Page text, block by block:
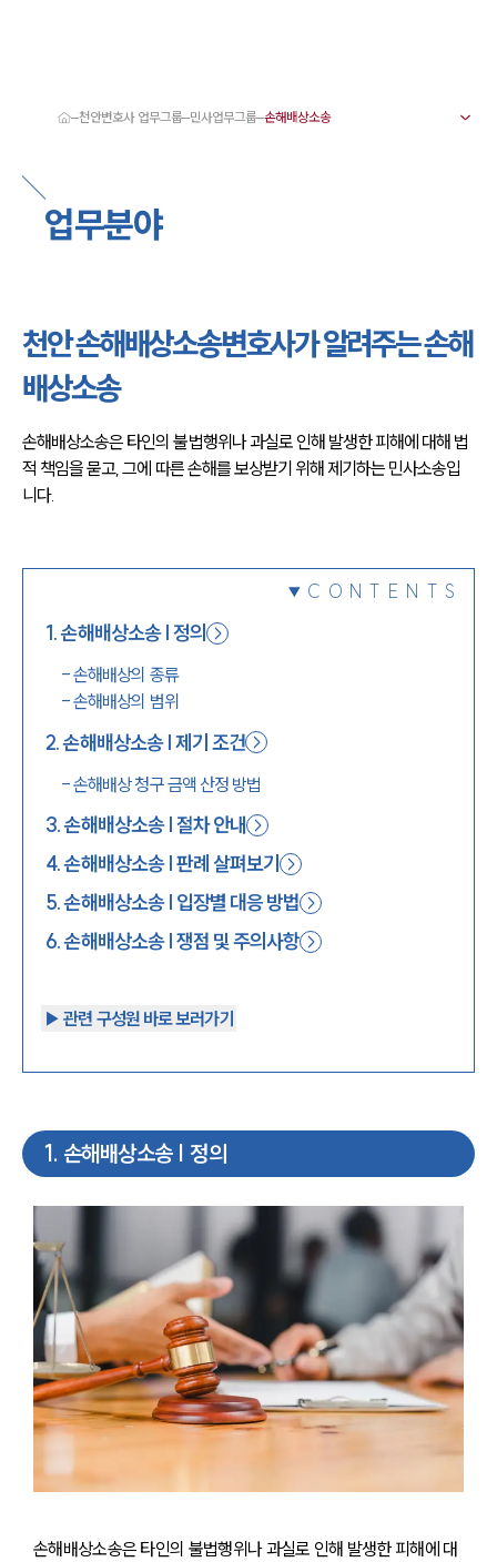
서울·대전·천안변호사
천안형사전문변호사
천안이혼전문변호사
천안학교폭력변호사
천안변호사 주요 업무사례
천안 분사무소 오시는 길
천안변호사상담 상담접수
채용정보
천안변호사 업무그룹 민사업무그룹
업무분야
천안 손해배상소송변호사가 알려주는 손해
배상소송
손해배상소송은 타인의 불법행위나 과실로 인해 발생한 피해에 대해 법
적 책임을 묻고, 그에 따른 손해를 보상받기 위해 제기하는 민사소송입
니다.
CONTENTS
1.손해배상소송 | 정의
-손해배상의 종류
-손해배상의 범위
2.손해배상소송 | 제기 조건
-손해배상 청구 금액 산정 방법
3.손해배상소송 | 절차 안내
4.손해배상소송 | 판례 살펴보기
5.손해배상소송 | 입장별 대응 방법
6.손해배상소송 | 쟁점 및 주의사항
▶︎ 관련 구성원 바로 보러가기
1. 손해배상소송 | 정의
손해배상소송은 타인의 불법행위나 과실로 인해 발생한 피해에 대